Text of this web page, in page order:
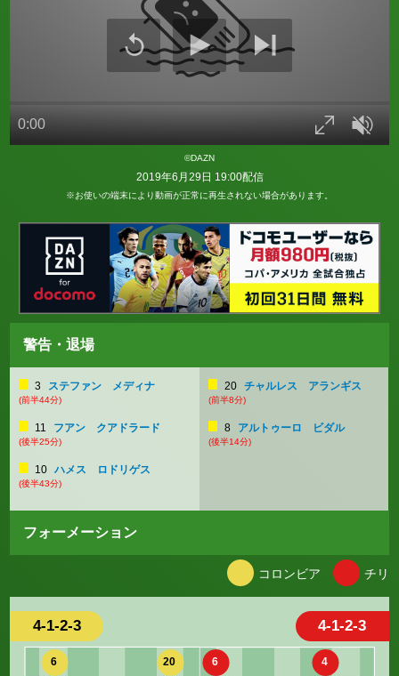
©DAZN
2019年6月29日 19:00配信
※お使いの端末により動画が正常に再生されない場合があります。
警告・退場
3 ステファン メディナ
(前半44分)
11 フアン クアドラード
(後半25分)
10 ハメス ロドリゲス
(後半43分)
20 チャルレス アランギス
(前半8分)
8 アルトゥーロ ビダル
(後半14分)
フォーメーション
コロンビア チリ
4-1-2-3
6 20
4-1-2-3
4
6